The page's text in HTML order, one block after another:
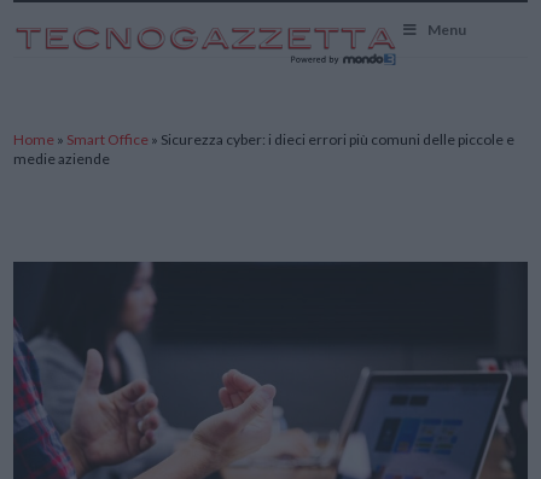
Menu
Home » Smart Office » Sicurezza cyber: i dieci errori più comuni delle piccole e
medie aziende